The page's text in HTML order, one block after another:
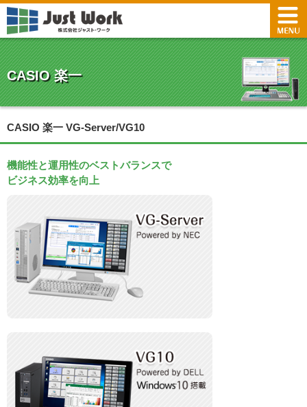
CASIO 楽一
CASIO 楽一 VG-Server/VG10
機能性と運用性のベストバランスで
ビジネス効率を向上